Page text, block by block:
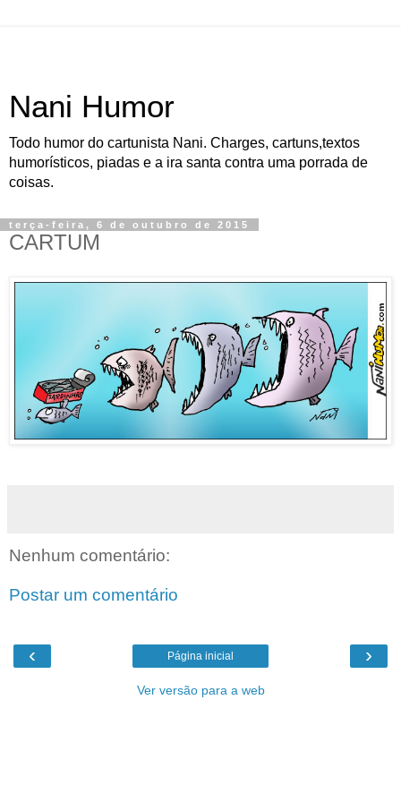
Nani Humor
Todo humor do cartunista Nani. Charges, cartuns,textos
humorísticos, piadas e a ira santa contra uma porrada de
coisas.
terça-feira, 6 de outubro de 2015
CARTUM
Nenhum comentário:
Postar um comentário
‹ ›
Página inicial
Ver versão para a web